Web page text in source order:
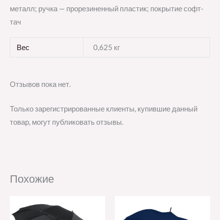
металл; ручка — прорезиненный пластик; покрытие софт-
тач
Вес 0,625 кг
Отзывов пока нет.
Только зарегистрированные клиенты, купившие данный
товар, могут публиковать отзывы.
Похожие